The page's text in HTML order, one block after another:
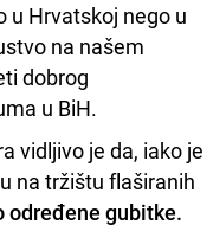
u Hrvatskoj nego u
na našem
dobrog
u BiH.
vidljivo je da, iako je
na tržištu flaširanih
gubitke.